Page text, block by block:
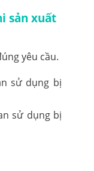
sản xuất
yêu cầu.
sử dụng bị